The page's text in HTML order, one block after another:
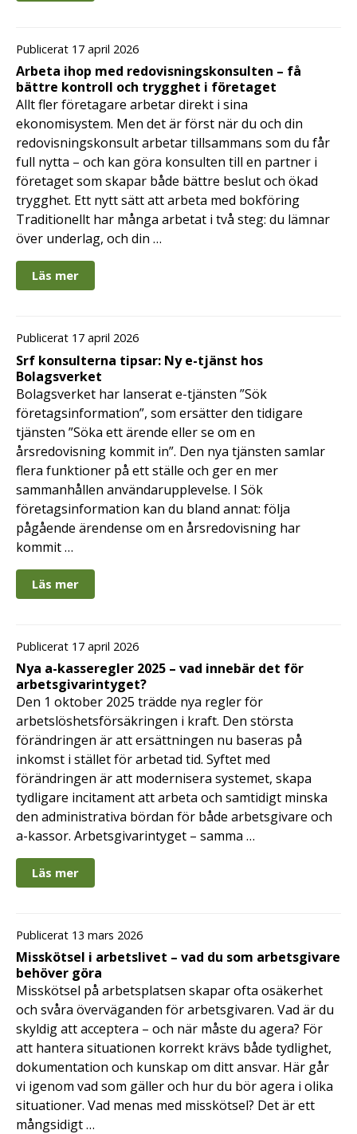
Publicerat 17 april 2026
Arbeta ihop med redovisningskonsulten – få
bättre kontroll och trygghet i företaget
Allt fler företagare arbetar direkt i sina
ekonomisystem. Men det är först när du och din
redovisningskonsult arbetar tillsammans som du får
full nytta – och kan göra konsulten till en partner i
företaget som skapar både bättre beslut och ökad
trygghet. Ett nytt sätt att arbeta med bokföring
Traditionellt har många arbetat i två steg: du lämnar
över underlag, och din …
Läs mer
Publicerat 17 april 2026
Srf konsulterna tipsar: Ny e-tjänst hos
Bolagsverket
Bolagsverket har lanserat e-tjänsten ”Sök
företagsinformation”, som ersätter den tidigare
tjänsten ”Söka ett ärende eller se om en
årsredovisning kommit in”. Den nya tjänsten samlar
flera funktioner på ett ställe och ger en mer
sammanhållen användarupplevelse. I Sök
företagsinformation kan du bland annat: följa
pågående ärendense om en årsredovisning har
kommit …
Läs mer
Publicerat 17 april 2026
Nya a-kasseregler 2025 – vad innebär det för
arbetsgivarintyget?
Den 1 oktober 2025 trädde nya regler för
arbetslöshetsförsäkringen i kraft. Den största
förändringen är att ersättningen nu baseras på
inkomst i stället för arbetad tid. Syftet med
förändringen är att modernisera systemet, skapa
tydligare incitament att arbeta och samtidigt minska
den administrativa bördan för både arbetsgivare och
a-kassor. Arbetsgivarintyget – samma …
Läs mer
Publicerat 13 mars 2026
Misskötsel i arbetslivet – vad du som arbetsgivare
behöver göra
Misskötsel på arbetsplatsen skapar ofta osäkerhet
och svåra överväganden för arbetsgivaren. Vad är du
skyldig att acceptera – och när måste du agera? För
att hantera situationen korrekt krävs både tydlighet,
dokumentation och kunskap om ditt ansvar. Här går
vi igenom vad som gäller och hur du bör agera i olika
situationer. Vad menas med misskötsel? Det är ett
mångsidigt …